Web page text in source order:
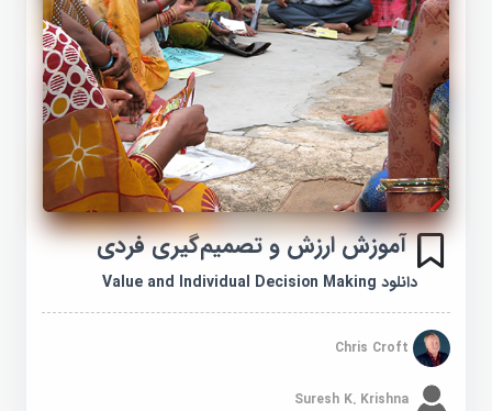
آموزش ارزش و تصمیم‌گیری فردی
دانلود Value and Individual Decision Making
Chris Croft
Suresh K. Krishna